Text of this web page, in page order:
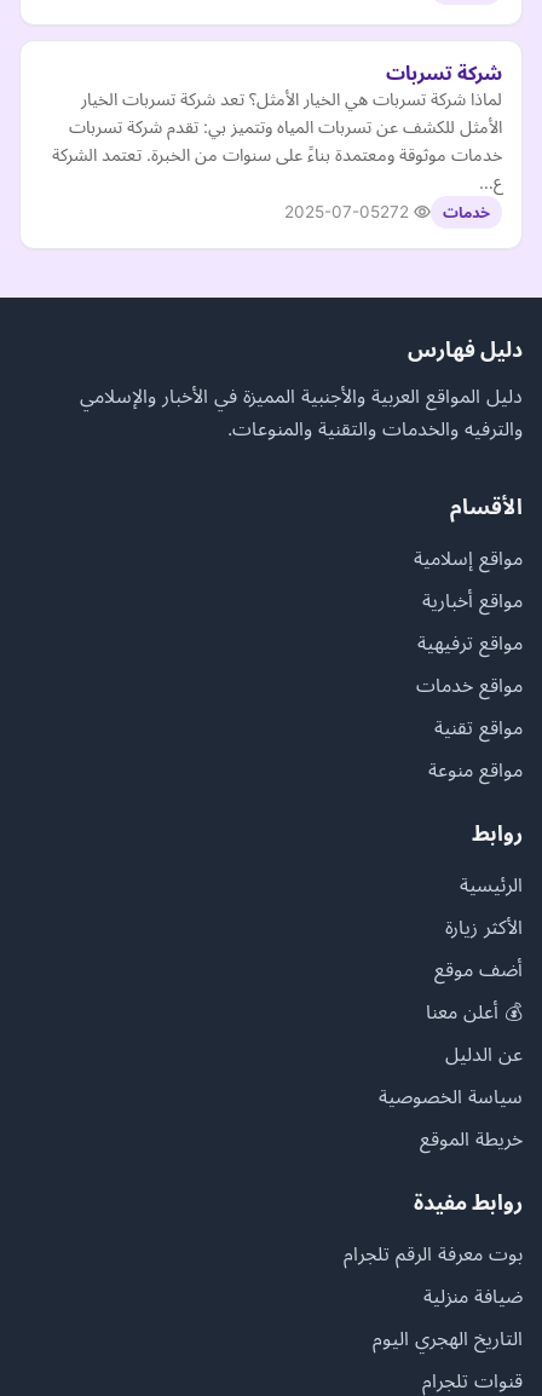
شركة تسربات
لماذا شركة تسربات هي الخيار الأمثل؟ تعد شركة تسربات الخيار
الأمثل للكشف عن تسربات المياه وتتميز بي: تقدم شركة تسربات
خدمات موثوقة ومعتمدة بناءً على سنوات من الخبرة. تعتمد الشركة
ع…
خدمات 2025-07-05
دليل فهارس
دليل المواقع العربية والأجنبية المميزة في الأخبار والإسلامي
والترفيه والخدمات والتقنية والمنوعات.
الأقسام
مواقع إسلامية
مواقع أخبارية
مواقع ترفيهية
مواقع خدمات
مواقع تقنية
مواقع منوعة
روابط
الرئيسية
الأكثر زيارة
أضف موقع
💰 أعلن معنا
عن الدليل
سياسة الخصوصية
خريطة الموقع
روابط مفيدة
بوت معرفة الرقم تلجرام
ضيافة منزلية
التاريخ الهجري اليوم
قنوات تلجرام